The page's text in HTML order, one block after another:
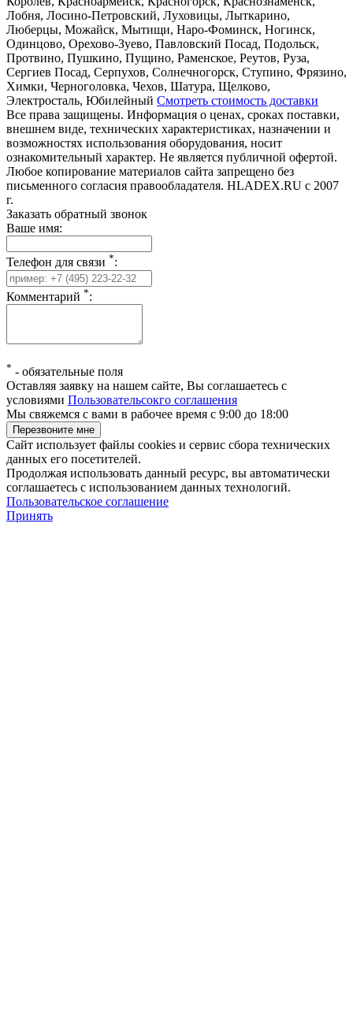
Лобня, Лосино-Петровский, Луховицы, Лыткарино,
Люберцы, Можайск, Мытищи, Наро-Фоминск, Ногинск,
Одинцово, Орехово-Зуево, Павловский Посад, Подольск,
Протвино, Пушкино, Пущино, Раменское, Реутов, Руза,
Сергиев Посад, Серпухов, Солнечногорск, Ступино, Фрязино,
Химки, Черноголовка, Чехов, Шатура, Щелково,
Электросталь, Юбилейный Смотреть стоимость доставки
Все права защищены. Информация о ценах, сроках поставки,
внешнем виде, технических характеристиках, назначении и
возможностях использования оборудования, носит
ознакомительный характер. Не является публичной офертой.
Любое копирование материалов сайта запрещено без
письменного согласия правообладателя. HLADEX.RU c 2007
г.
Заказать обратный звонок
Ваше имя:
Телефон для связи *:
Комментарий *:
* - обязательные поля
Оставляя заявку на нашем сайте, Вы соглашаетесь с
условиями Пользовательсокго соглашения
Мы свяжемся с вами в рабочее время с 9:00 до 18:00
Сайт использует файлы cookies и сервис сбора технических
данных его посетителей.
Продолжая использовать данный ресурс, вы автоматически
соглашаетесь с использованием данных технологий.
Пользовательское соглашение
Принять